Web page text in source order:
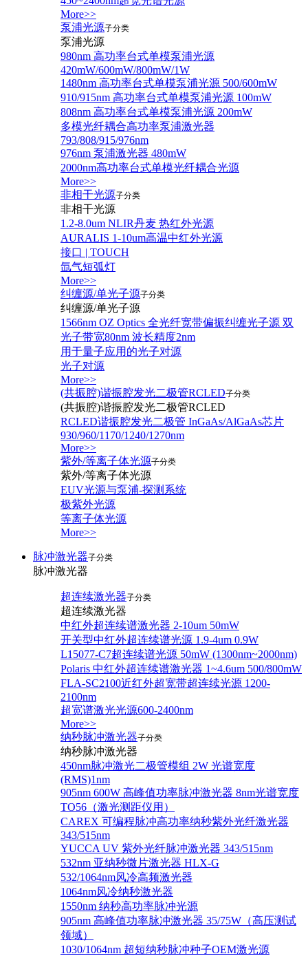
More>>
泵浦光源子分类
泵浦光源
980nm 高功率台式单模泵浦光源
420mW/600mW/800mW/1W
1480nm 高功率台式单模泵浦光源 500/600mW
910/915nm 高功率台式单模泵浦光源 100mW
808nm 高功率台式单模泵浦光源 200mW
多模光纤耦合高功率泵浦激光器
793/808/915/976nm
976nm 泵浦激光器 480mW
2000nm高功率台式单模光纤耦合光源
More>>
非相干光源子分类
非相干光源
1.2-8.0um NLIR丹麦 热红外光源
AURALIS 1-10um高温中红外光源
接口 | TOUCH
氙气短弧灯
More>>
纠缠源/单光子源子分类
纠缠源/单光子源
1566nm OZ Optics 全光纤宽带偏振纠缠光子源 双
光子带宽80nm 波长精度2nm
用于量子应用的光子对源
光子对源
More>>
(共振腔)谐振腔发光二极管RCLED子分类
(共振腔)谐振腔发光二极管RCLED
RCLED谐振腔发光二极管 InGaAs/AlGaAs芯片
930/960/1170/1240/1270nm
More>>
紫外/等离子体光源子分类
紫外/等离子体光源
EUV光源与泵浦-探测系统
极紫外光源
等离子体光源
More>>
脉冲激光器子分类
脉冲激光器
超连续激光器子分类
超连续激光器
中红外超连续谱激光器 2-10um 50mW
开关型中红外超连续谱光源 1.9-4um 0.9W
L15077-C7超连续谱光源 50mW (1300nm~2000nm)
Polaris 中红外超连续谱激光器 1~4.6um 500/800mW
FLA-SC2100近红外超宽带超连续光源 1200-
2100nm
超宽谱激光光源600-2400nm
More>>
纳秒脉冲激光器子分类
纳秒脉冲激光器
450nm脉冲激光二极管模组 2W 光谱宽度
(RMS)1nm
905nm 600W 高峰值功率脉冲激光器 8nm光谱宽度
TO56（激光测距仪用）
CAREX 可编程脉冲高功率纳秒紫外光纤激光器
343/515nm
YUCCA UV 紫外光纤脉冲激光器 343/515nm
532nm 亚纳秒微片激光器 HLX-G
532/1064nm风冷高频激光器
1064nm风冷纳秒激光器
1550nm 纳秒高功率脉冲光源
905nm 高峰值功率脉冲激光器 35/75W（高压测试
领域）
1030/1064nm 超短纳秒脉冲种子OEM激光源